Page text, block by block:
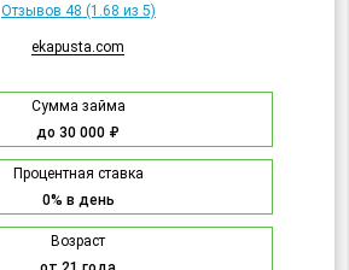
Отзывов 48 (1.68 из 5)
ekapusta.com
Сумма займа
до 30 000 ₽
Процентная ставка
0% в день
Возраст